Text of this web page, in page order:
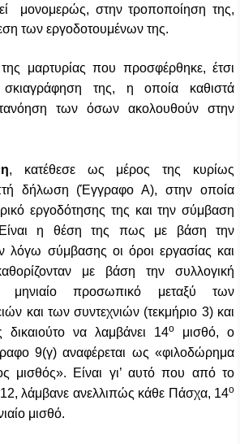
μονομερώς, στην τροποποίηση της,
των εργοδοτουμένων της.
μαρτυρίας που προσφέρθηκε, έτσι
της, η οποία καθιστά
των όσων ακολουθούν στην
, κατέθεσε ως μέρος της κυρίως
δήλωση (Έγγραφο Α), στην οποία
εργοδότησης της και την σύμβαση
Είναι η θέση της πως με βάση την
λόγω σύμβασης οι όροι εργασίας και
με βάση την συλλογική
προσωπικό μεταξύ των
και των συντεχνιών (τεκμήριο 3) και
να λαμβάνει 14ο
μισθό, ο
9(γ) αναφέρεται ως «φιλοδώρημα
μισθός». Είναι γι’ αυτό που από το
λάμβανε ανελλιπώς κάθε Πάσχα, 14ο
μισθό.